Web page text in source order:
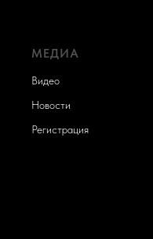
МЕДИА
Видео
Новости
Регистрация